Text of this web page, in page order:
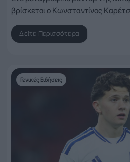
βρίσκεται ο Κωνσταντίνος
Δείτε Περισσότερα
Γενικές Ειδήσεις